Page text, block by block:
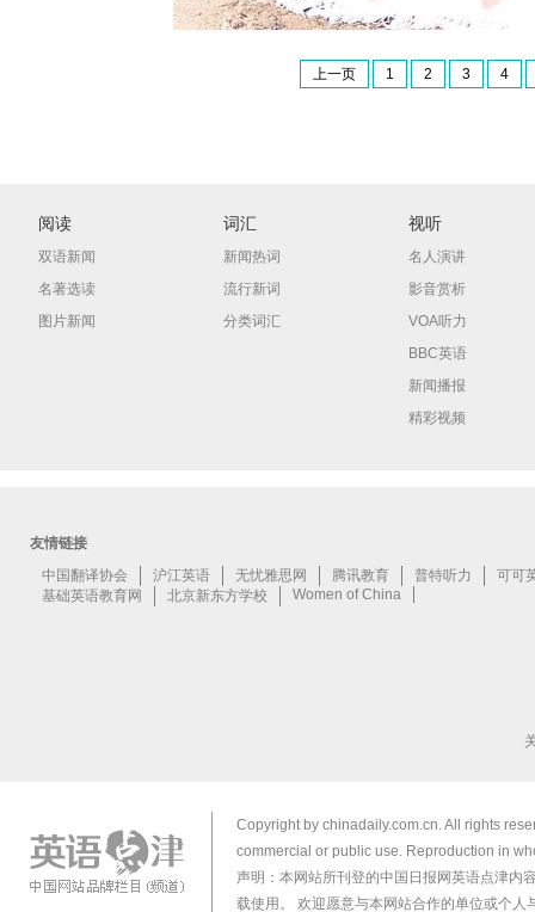
上一页 1 2 3 4
阅读
双语新闻
名著选读
图片新闻
词汇
新闻热词
流行新词
分类词汇
视听
名人演讲
影音赏析
VOA听力
BBC英语
新闻播报
精彩视频
Copyright by chinadaily.com.cn. All rights
commercial or public use. Reproduction in
声明：本网站所刊登的中国日报网英语点津内
载使用。 欢迎愿意与本网站合作的单位或个人